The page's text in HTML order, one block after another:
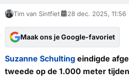
Tim van Sintfiet 28 dec. 2025, 11:56
Maak ons je Google-favoriet
Suzanne Schulting eindigde
tweede op de 1.000 meter